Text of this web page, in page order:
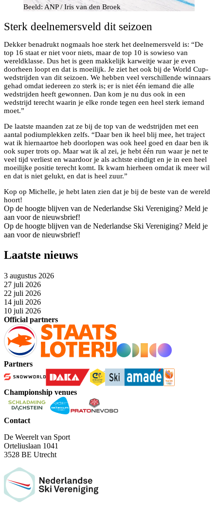
Beeld: ANP / Iris van den Broek
Sterk deelnemersveld dit seizoen
Dekker benadrukt nogmaals hoe sterk het deelnemersveld is: “De
top 16 staat er niet voor niets, maar de top 10 is sowieso van
wereldklasse. Dus het is geen makkelijk karweitje waar je even
doorheen loopt en dat is moeilijk. Je ziet het ook bij de World Cup-
wedstrijden van dit seizoen. We hebben veel verschillende winnaars
gehad omdat iedereen zo sterk is; er is niet één iemand die alle
wedstrijden heeft gewonnen. Dan kom je nu dus ook in een
wedstrijd terecht waarin je elke ronde tegen een heel sterk iemand
moet.”
De laatste maanden zat ze bij de top van de wedstrijden met een
aantal podiumplekken zelfs. “Daar ben ik heel blij mee, het traject
wat ik hiernaartoe heb doorlopen was ook heel goed en daar ben ik
ook super trots op. Maar wat ik al zei, je hebt één run waar je net te
veel tijd verliest en waardoor je als achtste eindigt en je in een heel
moeilijke positie terecht komt. Ik kwam hierheen omdat ik meer wil
en dat is niet gelukt, en dat is heel zuur.”
Kop op Michelle, je hebt laten zien dat je bij de beste van de wereld
hoort!
Op de hoogte blijven van de Nederlandse Ski Vereniging? Meld je
aan voor de nieuwsbrief!
Op de hoogte blijven van de Nederlandse Ski Vereniging? Meld je
aan voor de nieuwsbrief!
Laatste nieuws
3 augustus 2026
27 juli 2026
22 juli 2026
14 juli 2026
10 juli 2026
Official partners
Partners
Championship venues
Contact
De Weerelt van Sport
Orteliuslaan 1041
3528 BE Utrecht